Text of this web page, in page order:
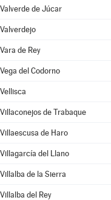
Valverde de Júcar
Valverdejo
Vara de Rey
Vega del Codorno
Vellisca
Villaconejos de Trabaque
Villaescusa de Haro
Villagarcía del Llano
Villalba de la Sierra
Villalba del Rey